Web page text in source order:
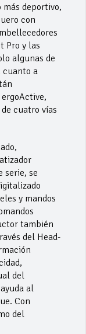
deportivo,
con
Pro y las
algunas de
cuanto a
cuatro vías
serie, se
y mandos
también
del Head-
del
al
Con
del